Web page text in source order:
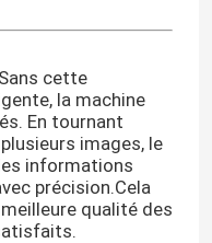
Sans cette
la machine
En tournant
images, le
informations
précision.Cela
qualité des